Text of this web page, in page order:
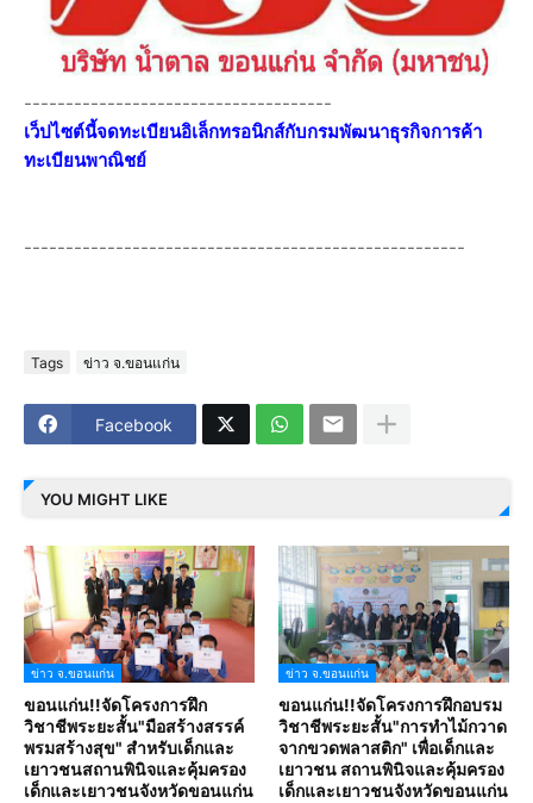
-------------------------------------
เว็ปไซต์นี้จดทะเบียนอิเล็กทรอนิกส์กับกรมพัฒนาธุรกิจการค้า
ทะเบียนพาณิชย์
-----------------------------------------------------
Tags ข่าว จ.ขอนแก่น
Facebook
YOU MIGHT LIKE
ข่าว จ.ขอนแก่น
ขอนแก่น!!จัดโครงการฝึก
วิชาชีพระยะสั้น"มือสร้างสรรค์
พรมสร้างสุข" สำหรับเด็กและ
เยาวชนสถานพินิจและคุ้มครอง
เด็กและเยาวชนจังหวัดขอนแก่น
ข่าว จ.ขอนแก่น
ขอนแก่น!!จัดโครงการฝึกอบรม
วิชาชีพระยะสั้น"การทำไม้กวาด
จากขวดพลาสติก" เพื่อเด็กและ
เยาวชน สถานพินิจและคุ้มครอง
เด็กและเยาวชนจังหวัดขอนแก่น